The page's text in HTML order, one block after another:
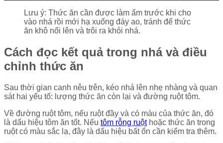
Lưu ý: Thức ăn cần được làm ẩm trước khi cho
vào nhá rồi mới hạ xuống đáy ao, tránh để thức
ăn khô nổi lên và trôi ra khỏi nhá.
Cách đọc kết quả trong nhá và điều
chỉnh thức ăn
Sau thời gian canh nêu trên, kéo nhá lên nhẹ nhàng và quan
sát hai yếu tố: lượng thức ăn còn lại và đường ruột tôm.
Về đường ruột tôm, nếu ruột đầy và có màu của thức ăn, đó
là dấu hiệu tôm ăn tốt. Nếu tôm rỗng ruộthoặc thức ăn trong
ruột có màu sắc lạ, đây là dấu hiệu bất ổn cần kiểm tra thêm.